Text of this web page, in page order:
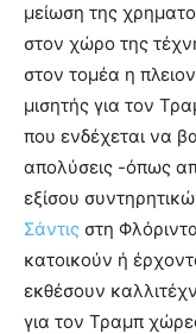
μείωση της
στον χώρο της
στον τομέα η
μισητής για τον
που ενδέχεται να
απολύσεις -όπως
εξίσου
Σάντις στη
κατοικούν ή
εκθέσουν
για τον Τραμπ